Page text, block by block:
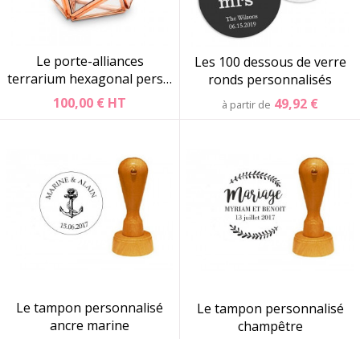
Le porte-alliances
terrarium hexagonal pers…
100,00 € HT
Les 100 dessous de verre
ronds personnalisés
à partir de 49,92 €
Le tampon personnalisé
ancre marine
Le tampon personnalisé
champêtre